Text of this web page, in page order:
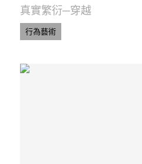
真實繁衍─穿越
行為藝術